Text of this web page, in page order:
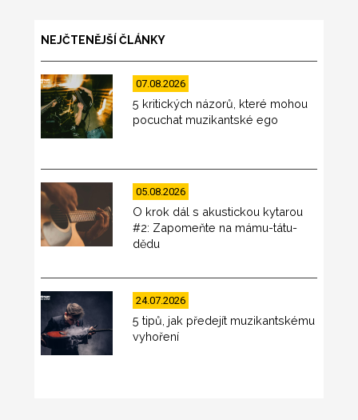
NEJČTENĚJŠÍ ČLÁNKY
07.08.2026
5 kritických názorů, které mohou
pocuchat muzikantské ego
05.08.2026
O krok dál s akustickou kytarou
#2: Zapomeňte na mámu-tátu-
dědu
24.07.2026
5 tipů, jak předejít muzikantskému
vyhoření